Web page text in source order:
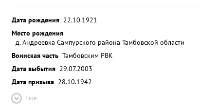
Дата рождения 22.10.1921
Место рождения
д. Андреевка Сампурского района Тамбовской области
Воинская часть Тамбовским РВК
Дата выбытия 29.07.2003
Дата призыва 28.10.1942
Ещё